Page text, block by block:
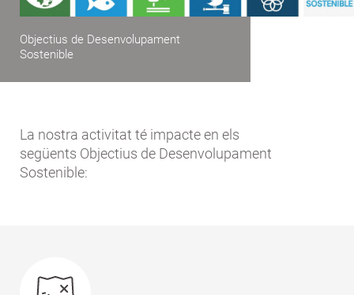
Objectius de Desenvolupament
Sostenible
La nostra activitat té impacte en els
següents Objectius de Desenvolupament
Sostenible: